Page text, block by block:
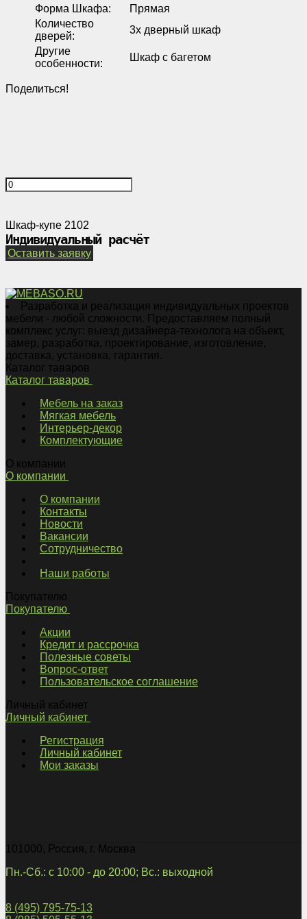
Форма Шкафа:
Прямая
Количество
дверей:
3х дверный шкаф
Другие
особенности:
Шкаф с багетом
Поделиться!
Шкаф-купе 2102
Индивидуальный расчёт
Оставить заявку
Разработка и реализация индивидуальных проектов
мебели - любой сложности. Предоставляем полный
комплекс услуг: выезд дизайнера-технолога на объект,
замер, разработка, проектирование, изготовление,
доставка, установка, гарантия.
Каталог таваров
Каталог таваров
Мебель на заказ
Мягкая мебель
Интерьер-декор
Комплектующие
О компании
О компании
О компании
Контакты
Новости
Вакансии
Сотрудничество
Наши работы
Покупателю
Покупателю
Акции
Кредит и рассрочка
Полезные советы
Вопрос-ответ
Пользовательское соглашение
Личный кабинет
Личный кабинет
Регистрация
Личный кабинет
Мои заказы
101000, Россия , г. Москва
Пн.-Сб.: с 10:00 - до 20:00; Вс.: выходной
8 (495) 795-75-13